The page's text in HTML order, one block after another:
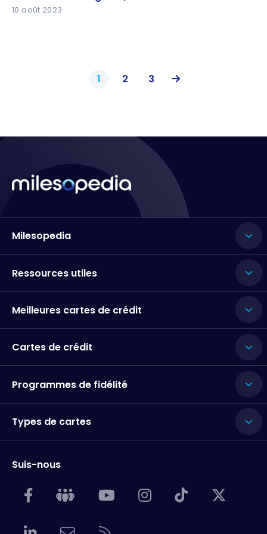
10 août 2023
1 2 3
Milesopedia
Ressources utiles
Meilleures cartes de crédit
Cartes de crédit
Programmes de fidélité
Types de cartes
Suis-nous